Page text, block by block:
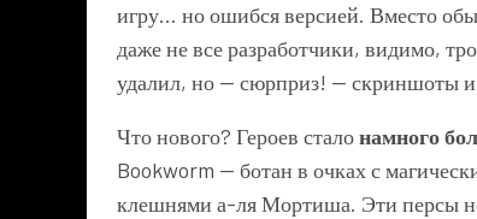
игру… но ошибся версией. Вместо
даже не все разработчики, видимо,
удалил, но — сюрприз! — скриншоты
Что нового? Героев сталонамного
Bookworm — ботан в очках с
клешнями а-ля Мортиша. Эти персы